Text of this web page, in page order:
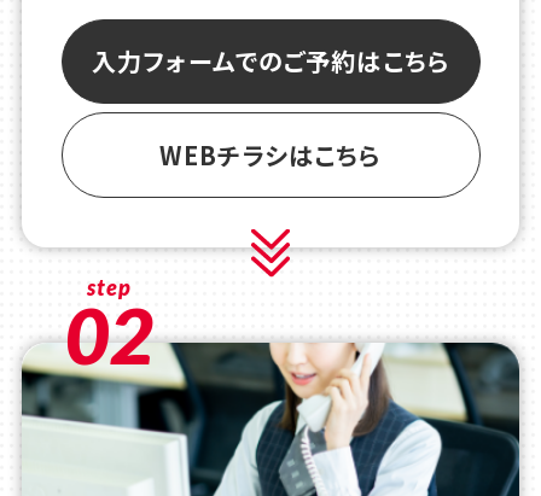
入力フォームでのご予約はこちら
WEBチラシはこちら
step
02